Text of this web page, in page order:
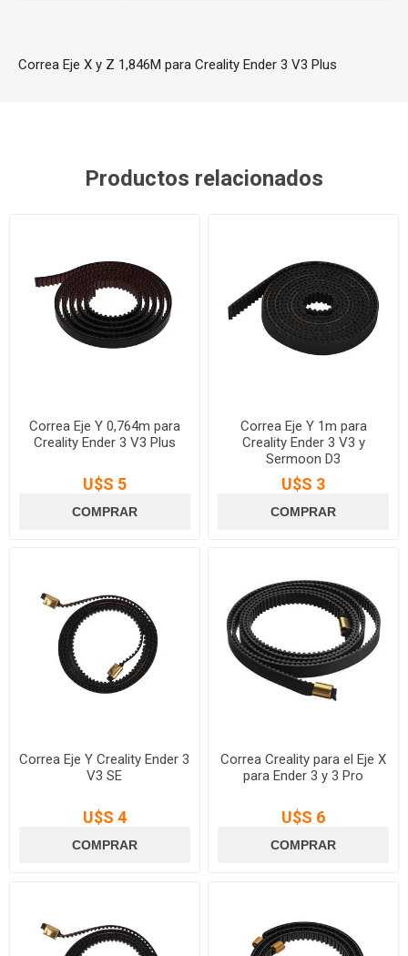
Correa Eje X y Z 1,846M para Creality Ender 3 V3 Plus
Productos relacionados
Correa Eje Y 0,764m para
Creality Ender 3 V3 Plus
U$S 5
Correa Eje Y 1m para
Creality Ender 3 V3 y
Sermoon D3
U$S 3
Correa Eje Y Creality Ender 3
V3 SE
U$S 4
Correa Creality para el Eje X
para Ender 3 y 3 Pro
U$S 6